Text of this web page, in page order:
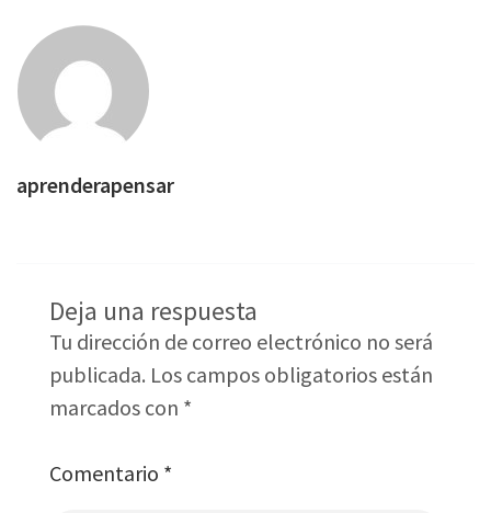
aprenderapensar
Deja una respuesta
Tu dirección de correo electrónico no será
publicada. Los campos obligatorios están
marcados con *
Comentario *